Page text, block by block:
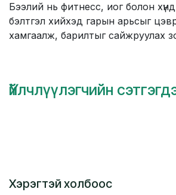
Бээлий нь фитнесс, иог болон
бэлтгэл хийхэд гарын арьсыг
хамгаалж, барилтыг сайжруулах
Үйлчлүүлэгчийн
Хэрэгтэй холбоос